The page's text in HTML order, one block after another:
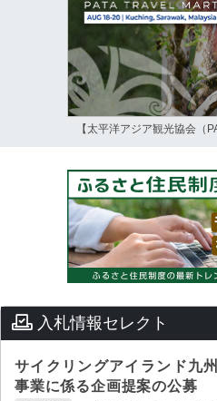
【太平洋アジア観光協会（
入札情報セレクト
サイクリングアイランド九
事業に係る企画提案の公募